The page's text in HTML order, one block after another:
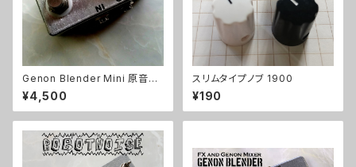
Genon Blender Mini 原音ブ
レンドキット【BASIC KIT】
¥4,500
スリムタイプノブ 1900
¥190